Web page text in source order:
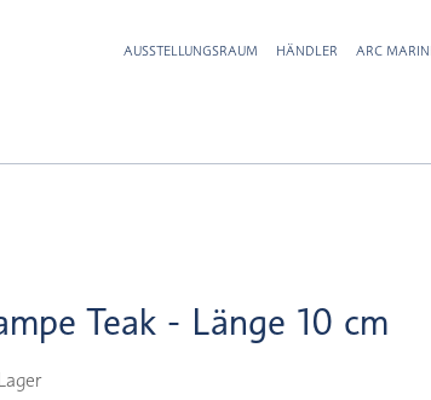
AUSSTELLUNGSRAUM HÄNDLER ARC
Teak - Länge 10 cm